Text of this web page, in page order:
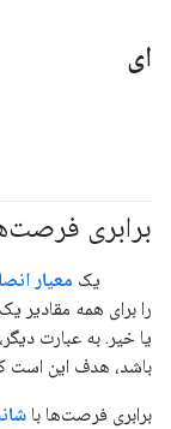
ای
برابری#مسئولیت_پذیر
یک معیار
را برای همه مقادیر یک
یا خیر. به عبارت
باشد، هدف این است
برابری فرصت‌ها با